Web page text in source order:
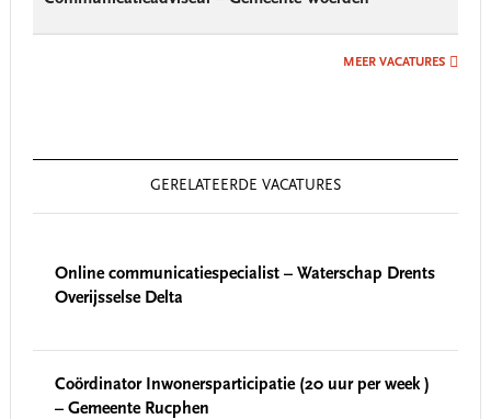
MEER VACATURES
GERELATEERDE VACATURES
Online communicatiespecialist – Waterschap Drents
Overijsselse Delta
Coördinator Inwonersparticipatie (20 uur per week )
– Gemeente Rucphen